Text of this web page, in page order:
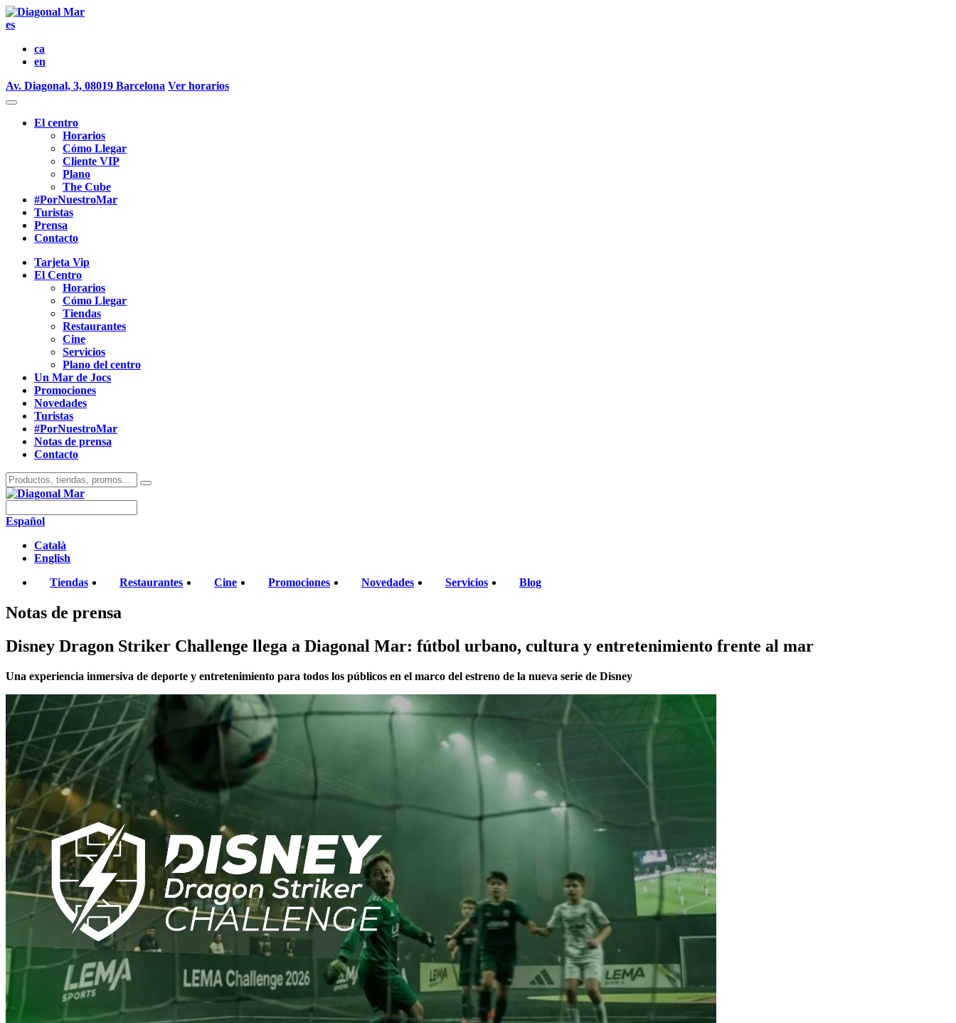
es
ca
en
Av. Diagonal, 3, 08019 Barcelona Ver horarios
El centro
Horarios
Cómo Llegar
Cliente VIP
Plano
The Cube
#PorNuestroMar
Turistas
Prensa
Contacto
Tarjeta Vip
El Centro
Horarios
Cómo Llegar
Tiendas
Restaurantes
Cine
Servicios
Plano del centro
Un Mar de Jocs
Promociones
Novedades
Turistas
#PorNuestroMar
Notas de prensa
Contacto
Español
Català
English
Tiendas
Restaurantes Cine Promociones Novedades Servicios Blog
Notas de prensa
Disney Dragon Striker Challenge llega a Diagonal Mar: fútbol urbano, cultura y entretenimiento frente al mar
Una experiencia inmersiva de deporte y entretenimiento para todos los públicos en el marco del estreno de la nueva serie de Disney